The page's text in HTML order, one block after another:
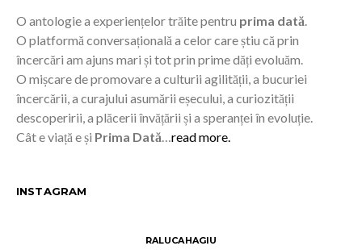
O antologie a experiențelor trăite pentru prima dată
O platformă conversațională a celor care știu că prin
încercări am ajuns mari și tot prin prime dăți evoluăm.
O mișcare de promovare a culturii agilității, a bucuriei
încercării, a curajului asumării eșecului, a curiozității
descoperirii, a plăcerii învățării și a speranței în evoluție.
Cât e viață e și Prima Dată read more.
INSTAGRAM
RALUCAHAGIU